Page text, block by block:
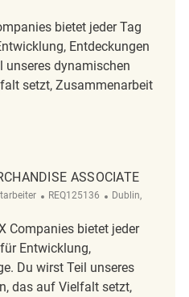
bietet jeder Tag
Entdeckungen
unseres dynamischen
setzt, Zusammenarbeit
Associate REQ139522
ASSOCIATE
ReqId
REQ125136 Ort
Dublin,
Companies bietet jeder
Entwicklung,
Du wirst Teil unseres
das auf Vielfalt setzt,